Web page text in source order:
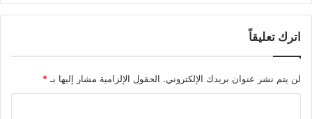
اترك تعليقاً
لن يتم نشر عنوان بريدك الإلكتروني. الحقول الإلزامية مشار إليها بـ *